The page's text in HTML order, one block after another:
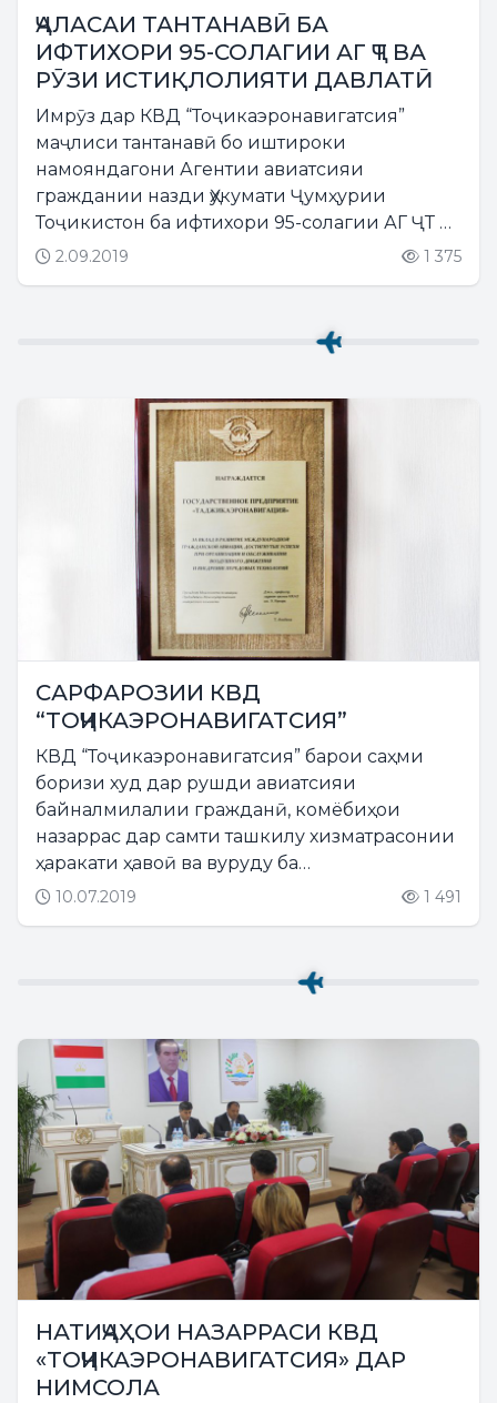
ҶАЛАСАИ ТАНТАНАВӢ БА
ИФТИХОРИ 95-СОЛАГИИ АГ ҶТ ВА
РӮЗИ ИСТИҚЛОЛИЯТИ ДАВЛАТӢ
Имрӯз дар КВД “Тоҷикаэронавигатсия”
маҷлиси тантанавӣ бо иштироки
намояндагони Агентии авиатсияи
граждании назди Ҳукумати Ҷумҳурии
Тоҷикистон ба ифтихори 95-солагии АГ ҶТ ва
Рӯзи Истиқлолияти давлатӣ баргузор
2.09.2019 1 375
САРФАРОЗИИ КВД
“ТОҶИКАЭРОНАВИГАТСИЯ”
КВД “Тоҷикаэронавигатсия” барои саҳми
боризи худ дар рушди авиатсияи
байналмилалии гражданӣ, комёбиҳои
назаррас дар самти ташкилу хизматрасонии
ҳаракати ҳавоӣ ва вуруду ба
истифодасупории технологияҳои муосиру
10.07.2019 1 491
НАТИҶАҲОИ НАЗАРРАСИ КВД
«ТОҶИКАЭРОНАВИГАТСИЯ» ДАР
НИМСОЛА